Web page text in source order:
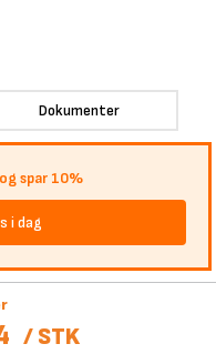
Dokumenter
spar 10%
i dag
/ STK